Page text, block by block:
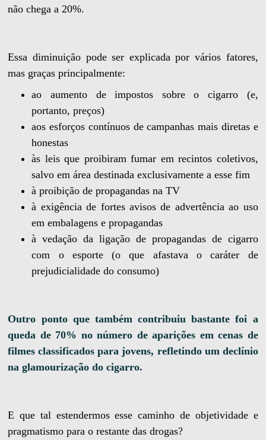
não chega a 20%.
Essa diminuição pode ser explicada por vários fatores,
mas graças principalmente:
ao aumento de impostos sobre o cigarro (e,
portanto, preços)
aos esforços contínuos de campanhas mais diretas e
honestas
às leis que proibiram fumar em recintos coletivos,
salvo em área destinada exclusivamente a esse fim
à proibição de propagandas na TV
à exigência de fortes avisos de advertência ao uso
em embalagens e propagandas
à vedação da ligação de propagandas de cigarro
com o esporte (o que afastava o caráter de
prejudicialidade do consumo)
Outro ponto que também contribuiu bastante foi a
queda de 70% no número de aparições em cenas de
filmes classificados para jovens, refletindo um declínio
na glamourização do cigarro.
E que tal estendermos esse caminho de objetividade e
pragmatismo para o restante das drogas?